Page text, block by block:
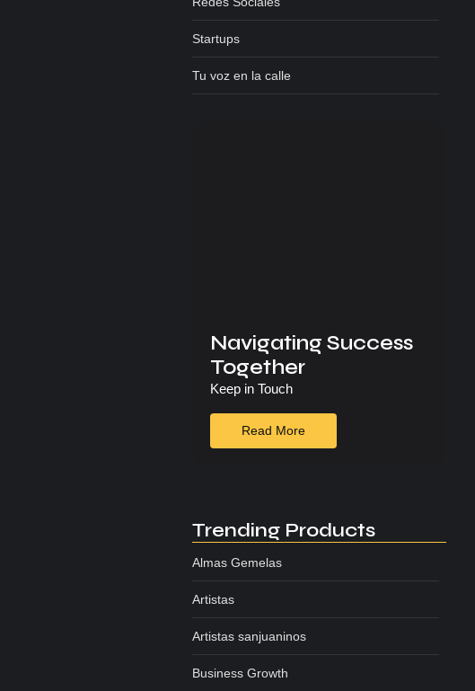
Startups
Tu voz en la calle
Navigating Success
Together
Keep in Touch
Read More
Trending Products
Almas Gemelas
Artistas
Artistas sanjuaninos
Business Growth